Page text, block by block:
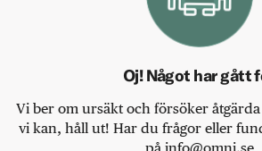
Oj! Något har gått
Vi ber om ursäkt och försöker
vi kan, håll ut! Har du frågor eller